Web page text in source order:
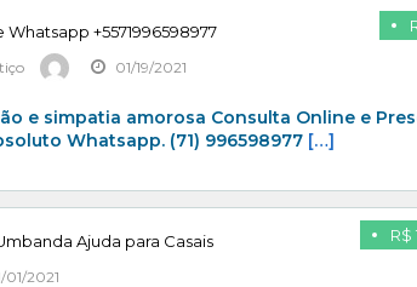
+5571996598977
01/19/2021
e simpatia amorosa Consulta Online e
Whatsapp. (71) 996598977 […]
R$
Ajuda para Casais
01/2021